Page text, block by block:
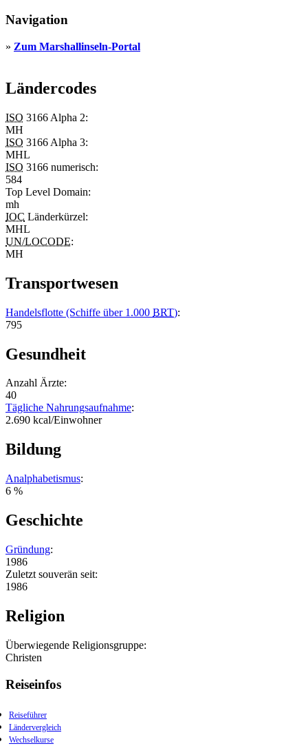
Navigation
» Zum Marshallinseln-Portal
Ländercodes
ISO 3166 Alpha 2:
MH
ISO 3166 Alpha 3:
MHL
ISO 3166 numerisch:
584
Top Level Domain:
mh
IOC Länderkürzel:
MHL
UN/LOCODE:
MH
Transportwesen
Handelsflotte (Schiffe über 1.000 BRT):
795
Gesundheit
Anzahl Ärzte:
40
Tägliche Nahrungsaufnahme:
2.690 kcal/Einwohner
Bildung
Analphabetismus:
6 %
Geschichte
Gründung:
1986
Zuletzt souverän seit:
1986
Religion
Überwiegende Religionsgruppe:
Christen
Reiseinfos
Reiseführer
Ländervergleich
Wechselkurse